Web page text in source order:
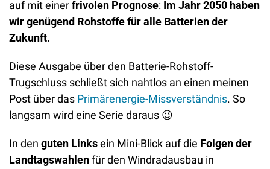
auf mit einer frivolen Prognose: Im Jahr 2050 haben
wir genügend Rohstoffe für alle Batterien der
Zukunft.
Diese Ausgabe über den Batterie-Rohstoff-
Trugschluss schließt sich nahtlos an einen meinen
Post über das Primärenergie-Missverständnis. So
langsam wird eine Serie daraus 😉
In den guten Links ein Mini-Blick auf die Folgen der
Landtagswahlen für den Windradausbau in